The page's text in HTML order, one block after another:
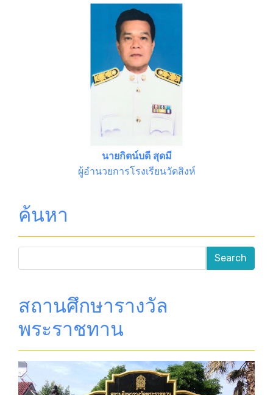
นายกิตน์บดี สุดมี
ผู้อำนวยการโรงเรียนวัดสิงห์
ค้นหา
สถานศึกษารางวัล
พระราชทาน